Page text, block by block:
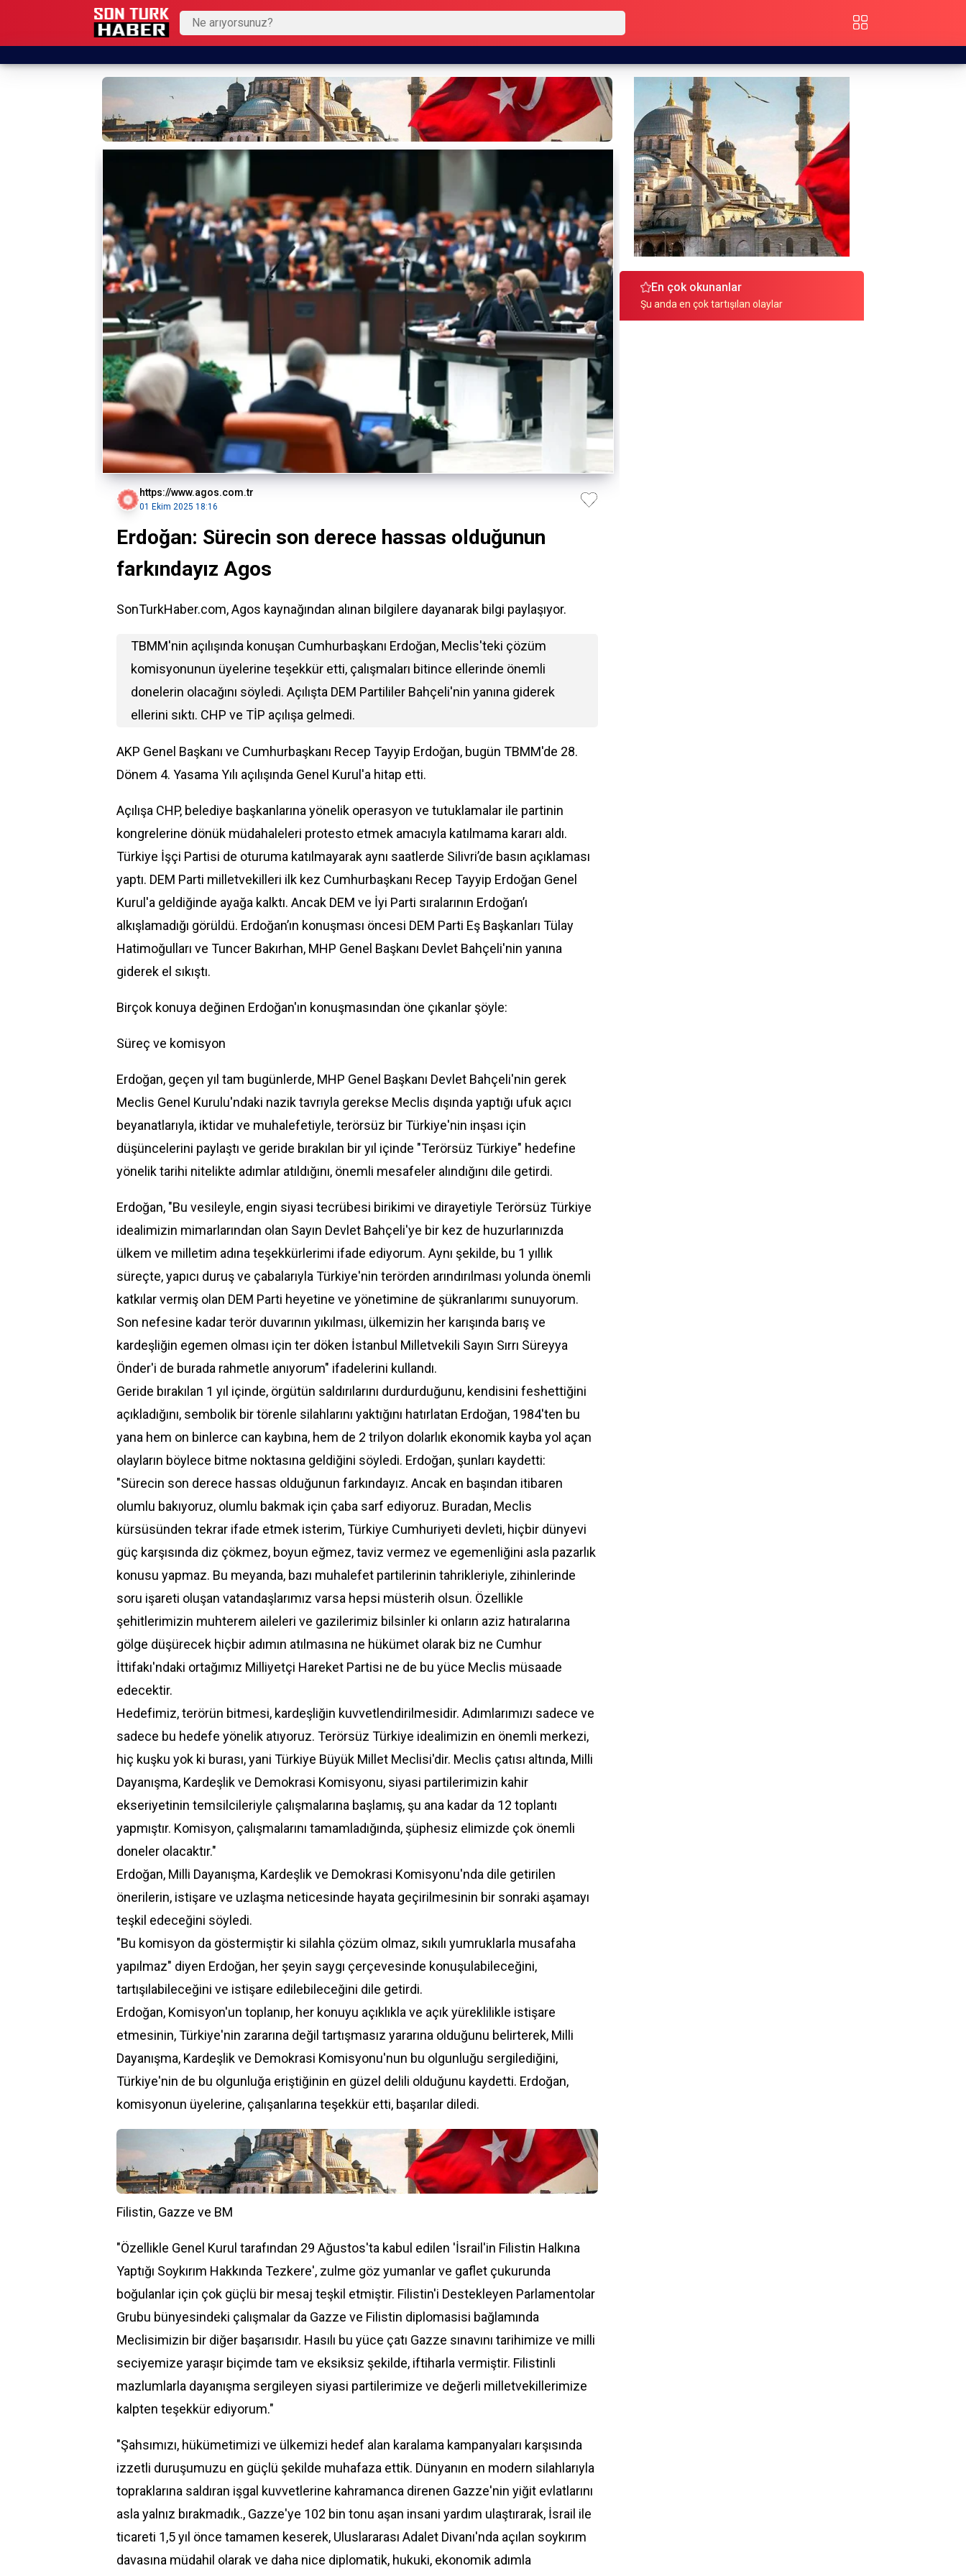
https://www.agos.com.tr
01 Ekim 2025 18:16
Erdoğan: Sürecin son derece hassas olduğunun
farkındayız Agos
SonTurkHaber.com, Agos kaynağından alınan bilgilere dayanarak bilgi paylaşıyor.
TBMM'nin açılışında konuşan Cumhurbaşkanı Erdoğan, Meclis'teki çözüm
komisyonunun üyelerine teşekkür etti, çalışmaları bitince ellerinde önemli
donelerin olacağını söyledi. Açılışta DEM Partililer Bahçeli'nin yanına giderek
ellerini sıktı. CHP ve TİP açılışa gelmedi.
AKP Genel Başkanı ve Cumhurbaşkanı Recep Tayyip Erdoğan, bugün TBMM'de 28.
Dönem 4. Yasama Yılı açılışında Genel Kurul'a hitap etti.
Açılışa CHP, belediye başkanlarına yönelik operasyon ve tutuklamalar ile partinin
kongrelerine dönük müdahaleleri protesto etmek amacıyla katılmama kararı aldı.
Türkiye İşçi Partisi de oturuma katılmayarak aynı saatlerde Silivri’de basın açıklaması
yaptı. DEM Parti milletvekilleri ilk kez Cumhurbaşkanı Recep Tayyip Erdoğan Genel
Kurul'a geldiğinde ayağa kalktı. Ancak DEM ve İyi Parti sıralarının Erdoğan’ı
alkışlamadığı görüldü. Erdoğan’ın konuşması öncesi DEM Parti Eş Başkanları Tülay
Hatimoğulları ve Tuncer Bakırhan, MHP Genel Başkanı Devlet Bahçeli'nin yanına
giderek el sıkıştı.
Birçok konuya değinen Erdoğan'ın konuşmasından öne çıkanlar şöyle:
Süreç ve komisyon
Erdoğan, geçen yıl tam bugünlerde, MHP Genel Başkanı Devlet Bahçeli'nin gerek
Meclis Genel Kurulu'ndaki nazik tavrıyla gerekse Meclis dışında yaptığı ufuk açıcı
beyanatlarıyla, iktidar ve muhalefetiyle, terörsüz bir Türkiye'nin inşası için
düşüncelerini paylaştı ve geride bırakılan bir yıl içinde "Terörsüz Türkiye" hedefine
yönelik tarihi nitelikte adımlar atıldığını, önemli mesafeler alındığını dile getirdi.
Erdoğan, "Bu vesileyle, engin siyasi tecrübesi birikimi ve dirayetiyle Terörsüz Türkiye
idealimizin mimarlarından olan Sayın Devlet Bahçeli'ye bir kez de huzurlarınızda
ülkem ve milletim adına teşekkürlerimi ifade ediyorum. Aynı şekilde, bu 1 yıllık
süreçte, yapıcı duruş ve çabalarıyla Türkiye'nin terörden arındırılması yolunda önemli
katkılar vermiş olan DEM Parti heyetine ve yönetimine de şükranlarımı sunuyorum.
Son nefesine kadar terör duvarının yıkılması, ülkemizin her karışında barış ve
kardeşliğin egemen olması için ter döken İstanbul Milletvekili Sayın Sırrı Süreyya
Önder'i de burada rahmetle anıyorum" ifadelerini kullandı.
Geride bırakılan 1 yıl içinde, örgütün saldırılarını durdurduğunu, kendisini feshettiğini
açıkladığını, sembolik bir törenle silahlarını yaktığını hatırlatan Erdoğan, 1984'ten bu
yana hem on binlerce can kaybına, hem de 2 trilyon dolarlık ekonomik kayba yol açan
olayların böylece bitme noktasına geldiğini söyledi. Erdoğan, şunları kaydetti:
"Sürecin son derece hassas olduğunun farkındayız. Ancak en başından itibaren
olumlu bakıyoruz, olumlu bakmak için çaba sarf ediyoruz. Buradan, Meclis
kürsüsünden tekrar ifade etmek isterim, Türkiye Cumhuriyeti devleti, hiçbir dünyevi
güç karşısında diz çökmez, boyun eğmez, taviz vermez ve egemenliğini asla pazarlık
konusu yapmaz. Bu meyanda, bazı muhalefet partilerinin tahrikleriyle, zihinlerinde
soru işareti oluşan vatandaşlarımız varsa hepsi müsterih olsun. Özellikle
şehitlerimizin muhterem aileleri ve gazilerimiz bilsinler ki onların aziz hatıralarına
gölge düşürecek hiçbir adımın atılmasına ne hükümet olarak biz ne Cumhur
İttifakı'ndaki ortağımız Milliyetçi Hareket Partisi ne de bu yüce Meclis müsaade
edecektir.
Hedefimiz, terörün bitmesi, kardeşliğin kuvvetlendirilmesidir. Adımlarımızı sadece ve
sadece bu hedefe yönelik atıyoruz. Terörsüz Türkiye idealimizin en önemli merkezi,
hiç kuşku yok ki burası, yani Türkiye Büyük Millet Meclisi'dir. Meclis çatısı altında, Milli
Dayanışma, Kardeşlik ve Demokrasi Komisyonu, siyasi partilerimizin kahir
ekseriyetinin temsilcileriyle çalışmalarına başlamış, şu ana kadar da 12 toplantı
yapmıştır. Komisyon, çalışmalarını tamamladığında, şüphesiz elimizde çok önemli
doneler olacaktır."
Erdoğan, Milli Dayanışma, Kardeşlik ve Demokrasi Komisyonu'nda dile getirilen
önerilerin, istişare ve uzlaşma neticesinde hayata geçirilmesinin bir sonraki aşamayı
teşkil edeceğini söyledi.
"Bu komisyon da göstermiştir ki silahla çözüm olmaz, sıkılı yumruklarla musafaha
yapılmaz" diyen Erdoğan, her şeyin saygı çerçevesinde konuşulabileceğini,
tartışılabileceğini ve istişare edilebileceğini dile getirdi.
Erdoğan, Komisyon'un toplanıp, her konuyu açıklıkla ve açık yüreklilikle istişare
etmesinin, Türkiye'nin zararına değil tartışmasız yararına olduğunu belirterek, Milli
Dayanışma, Kardeşlik ve Demokrasi Komisyonu'nun bu olgunluğu sergilediğini,
Türkiye'nin de bu olgunluğa eriştiğinin en güzel delili olduğunu kaydetti. Erdoğan,
komisyonun üyelerine, çalışanlarına teşekkür etti, başarılar diledi.
Filistin, Gazze ve BM
"Özellikle Genel Kurul tarafından 29 Ağustos'ta kabul edilen 'İsrail'in Filistin Halkına
Yaptığı Soykırım Hakkında Tezkere', zulme göz yumanlar ve gaflet çukurunda
boğulanlar için çok güçlü bir mesaj teşkil etmiştir. Filistin'i Destekleyen Parlamentolar
Grubu bünyesindeki çalışmalar da Gazze ve Filistin diplomasisi bağlamında
Meclisimizin bir diğer başarısıdır. Hasılı bu yüce çatı Gazze sınavını tarihimize ve milli
seciyemize yaraşır biçimde tam ve eksiksiz şekilde, iftiharla vermiştir. Filistinli
mazlumlarla dayanışma sergileyen siyasi partilerimize ve değerli milletvekillerimize
kalpten teşekkür ediyorum."
"Şahsımızı, hükümetimizi ve ülkemizi hedef alan karalama kampanyaları karşısında
izzetli duruşumuzu en güçlü şekilde muhafaza ettik. Dünyanın en modern silahlarıyla
topraklarına saldıran işgal kuvvetlerine kahramanca direnen Gazze'nin yiğit evlatlarını
asla yalnız bırakmadık., Gazze'ye 102 bin tonu aşan insani yardım ulaştırarak, İsrail ile
ticareti 1,5 yıl önce tamamen keserek, Uluslararası Adalet Divanı'nda açılan soykırım
davasına müdahil olarak ve daha nice diplomatik, hukuki, ekonomik adımla
En çok okunanlar
Şu anda en çok tartışılan olaylar